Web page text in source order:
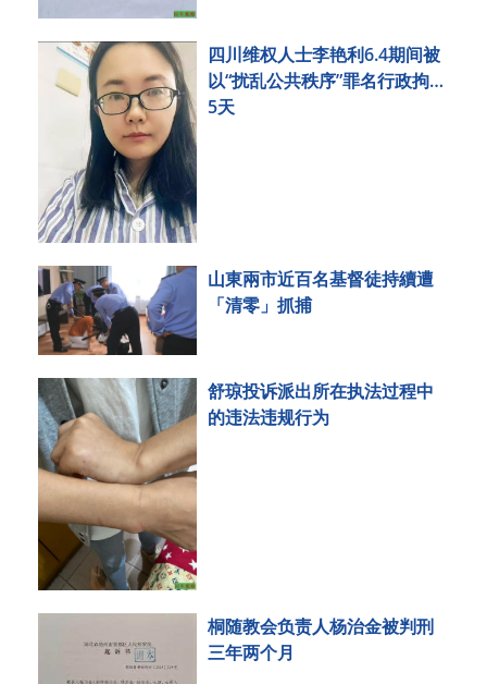
四川维权人士李艳利6.4期间被
以“扰乱公共秩序”罪名行政拘留
5天
山東兩市近百名基督徒持續遭
「清零」抓捕
舒琼投诉派出所在执法过程中
的违法违规行为
桐随教会负责人杨治金被判刑
三年两个月